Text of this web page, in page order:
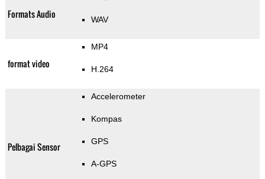
Formats Audio WAV
format video
MP4
H.264
Pelbagai Sensor
Accelerometer
Kompas
GPS
A-GPS